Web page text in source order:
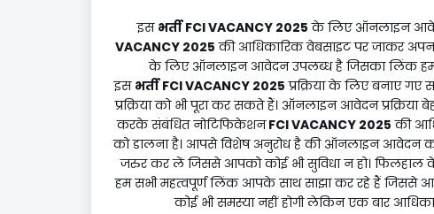
इस भर्ती FCI VACANCY 2025 के लिए ऑनलाइन
VACANCY 2025 की आधिकारिक वेबसाइट पर जाकर
के लिए ऑनलाइन आवेदन उपलब्ध है जिसका लिंक
इस भर्ती FCI VACANCY 2025 प्रक्रिया के लिए बनाए
प्रक्रिया को भी पूरा कर सकते हैं। ऑनलाइन आवेदन
करके संबंधित नोटिफिकेशन FCI VACANCY 2025 की
को डालना है। आपसे विशेष अनुरोध है की ऑनलाइन आवेदन
जरुर कर लें जिससे आपको कोई भी सुविधा न हो। फिलहाल
हम सभी महत्वपूर्ण लिंक आपके साथ साझा कर रहे हैं जिससे
कोई भी समस्या नहीं होगी लेकिन एक बार